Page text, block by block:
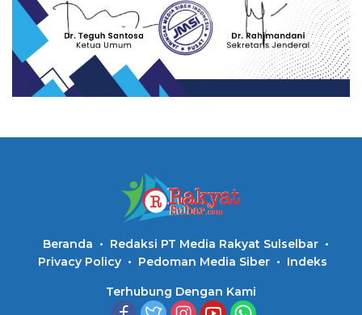
Beranda
Redaksi PT Media Rakyat Sulselbar
Privacy Policy
Pedoman Media Siber Indeks
Terhubung Dengan Kami